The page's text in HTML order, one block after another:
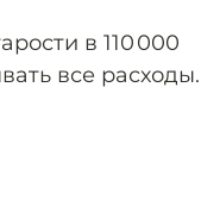
в 110 000
все расходы.